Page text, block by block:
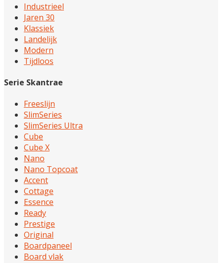
Industrieel
Jaren 30
Klassiek
Landelijk
Modern
Tijdloos
Serie Skantrae
Freeslijn
SlimSeries
SlimSeries Ultra
Cube
Cube X
Nano
Nano Topcoat
Accent
Cottage
Essence
Ready
Prestige
Original
Boardpaneel
Board vlak